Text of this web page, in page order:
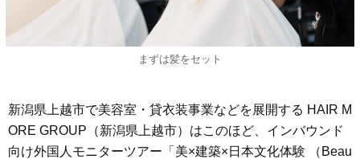
まずは髪をセット
新潟県上越市で美容室・貸衣装事業などを展開する HAIR M
ORE GROUP（新潟県上越市）はこのほど、インバウンド
向け外国人モニターツアー「美×建築×日本文化体験 （Beau